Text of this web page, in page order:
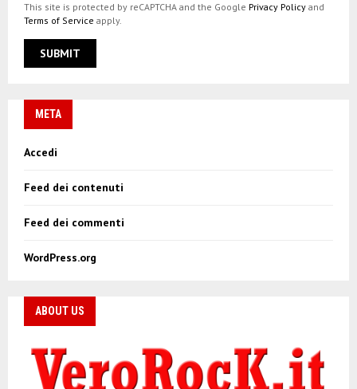
This site is protected by reCAPTCHA and the Google Privacy Policy and
Terms of Service apply.
META
Accedi
Feed dei contenuti
Feed dei commenti
WordPress.org
ABOUT US